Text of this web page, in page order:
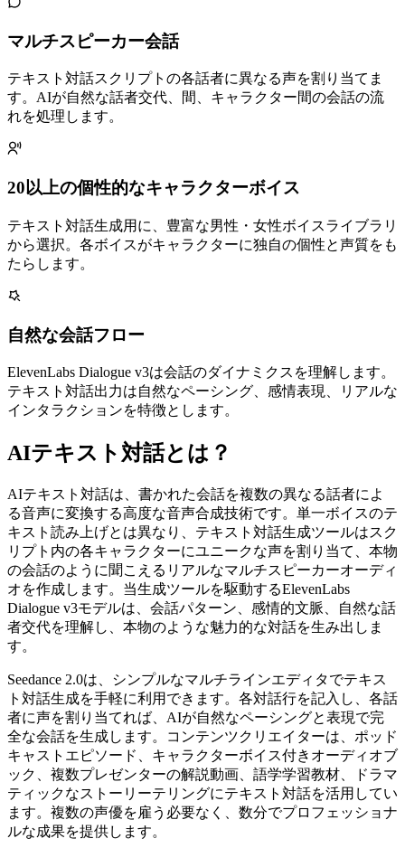
マルチスピーカー会話
テキスト対話スクリプトの各話者に異なる声を割り当てま
す。AIが自然な話者交代、間、キャラクター間の会話の流
れを処理します。
20以上の個性的なキャラクターボイス
テキスト対話生成用に、豊富な男性・女性ボイスライブラリ
から選択。各ボイスがキャラクターに独自の個性と声質をも
たらします。
自然な会話フロー
ElevenLabs Dialogue v3は会話のダイナミクスを理解します。
テキスト対話出力は自然なペーシング、感情表現、リアルな
インタラクションを特徴とします。
AIテキスト対話とは？
AIテキスト対話は、書かれた会話を複数の異なる話者によ
る音声に変換する高度な音声合成技術です。単一ボイスのテ
キスト読み上げとは異なり、テキスト対話生成ツールはスク
リプト内の各キャラクターにユニークな声を割り当て、本物
の会話のように聞こえるリアルなマルチスピーカーオーディ
オを作成します。当生成ツールを駆動するElevenLabs
Dialogue v3モデルは、会話パターン、感情的文脈、自然な話
者交代を理解し、本物のような魅力的な対話を生み出しま
す。
Seedance 2.0は、シンプルなマルチラインエディタでテキス
ト対話生成を手軽に利用できます。各対話行を記入し、各話
者に声を割り当てれば、AIが自然なペーシングと表現で完
全な会話を生成します。コンテンツクリエイターは、ポッド
キャストエピソード、キャラクターボイス付きオーディオブ
ック、複数プレゼンターの解説動画、語学学習教材、ドラマ
ティックなストーリーテリングにテキスト対話を活用してい
ます。複数の声優を雇う必要なく、数分でプロフェッショナ
ルな成果を提供します。